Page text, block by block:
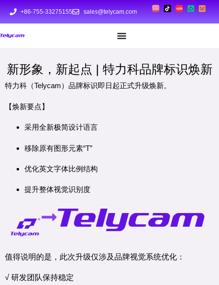
+86-755-33275155 sales@telycam.com
新形象，新起点 | 特力科品牌标识焕新
特力科（Telycam）品牌标识即日起正式升级焕新。
【焕新要点】
采用全新极简设计语言
移除原有图形元素“T”
优化英文字体比例结构
提升整体视觉识别度
值得说明的是，此次升级仅涉及品牌视觉系统优化：
√ 研发团队保持稳定